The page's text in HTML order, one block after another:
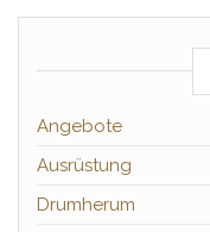
Angebote
Ausrüstung
Drumherum